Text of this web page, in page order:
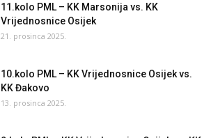
11.kolo PML – KK Marsonija vs. KK
Vrijednosnice Osijek
21. prosinca 2025.
10.kolo PML – KK Vrijednosnice Osijek vs.
KK Đakovo
13. prosinca 2025.